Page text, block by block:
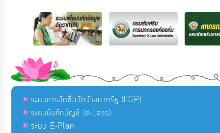
ระบบการจัดซื้อจัดจ้างภาครัฐ (EGP)
ระบบบันทึกบัญชี (e-Lass)
ระบบ E-Plan